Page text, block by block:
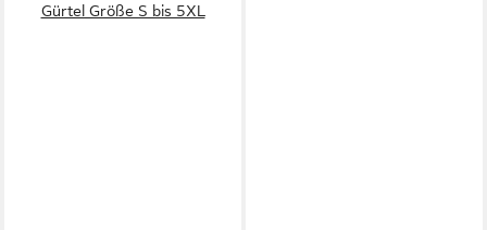
Gürtel Größe S bis 5XL